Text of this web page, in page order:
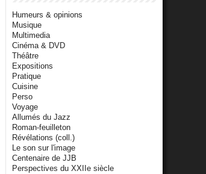
Humeurs & opinions
Musique
Multimedia
Cinéma & DVD
Théâtre
Expositions
Pratique
Cuisine
Perso
Voyage
Allumés du Jazz
Roman-feuilleton
Révélations (coll.)
Le son sur l'image
Centenaire de JJB
Perspectives du XXIIe siècle